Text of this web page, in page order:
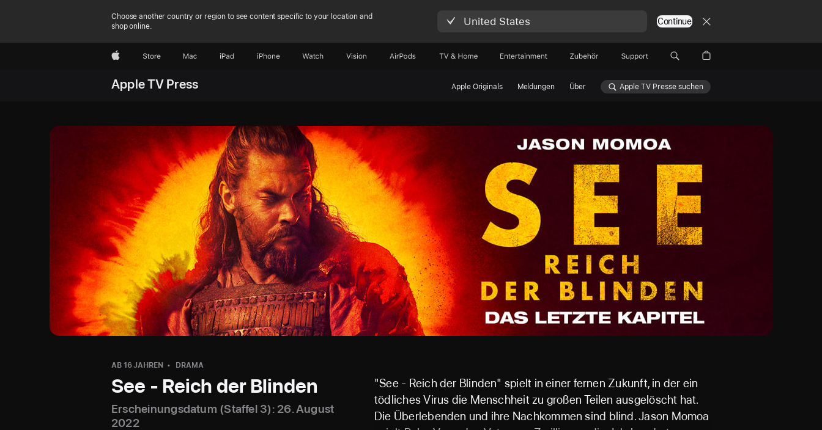
Choose another country or region to see content specific to your location and
shop online.
United States Continue
AppleStore Mac iPad iPhone Watch Vision AirPods TV & Home Entertainment Zubehör Support
Apple TV Press Apple Originals Meldungen Über Apple TV Presse suchen
AB 16 JAHREN DRAMA
See - Reich der Blinden
Erscheinungsdatum (Staffel 3): 26. August
2022
"See - Reich der Blinden" spielt in einer fernen Zukunft, in der ein
tödliches Virus die Menschheit zu großen Teilen ausgelöscht hat.
Die Überlebenden und ihre Nachkommen sind blind. Jason Momoa